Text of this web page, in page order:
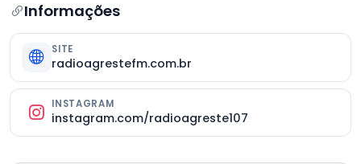
Informações
SITE
radioagrestefm.com.br
INSTAGRAM
instagram.com/radioagreste107